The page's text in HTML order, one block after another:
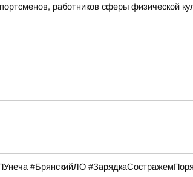
работников сферы физической
#БрянскийЛО